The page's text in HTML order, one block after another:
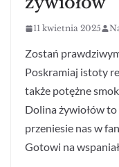
11 kwietnia 2025
Zostań
Poskramiaj istoty
także potężne
Dolina żywiołów
przeniesie nas w
Gotowi na